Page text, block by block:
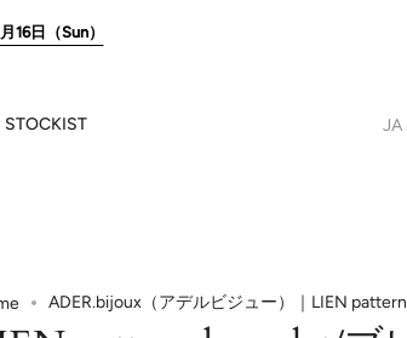
16日（Sun）
STOCKIST JA
ADER.bijoux（アデルビジュー）｜LIEN